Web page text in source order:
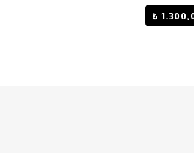
₺